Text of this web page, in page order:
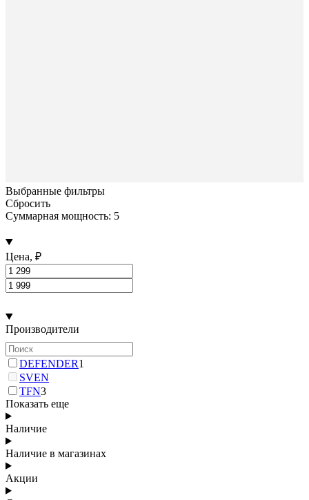
Выбранные фильтры
Сбросить
Суммарная мощность: 5
Цена, ₽
Производители
DEFENDER1
SVEN
TFN3
Показать еще
Наличие
Наличие в магазинах
Акции